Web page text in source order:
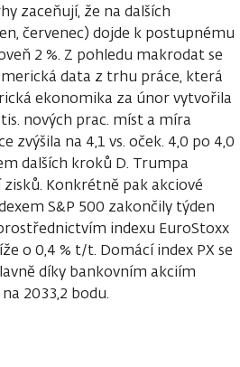
zaceňují, že na dalších
červenec) dojde k postupnému
2 %. Z pohledu makrodat se
data z trhu práce, která
ekonomika za únor vytvořila
nových prac. míst a míra
zvýšila na 4,1 vs. oček. 4,0 po 4,0
dalších kroků D. Trumpa
Konkrétně pak akciové
S&P 500 zakončily týden
indexu EuroStoxx
o 0,4 % t/t. Domácí index PX se
díky bankovním akciím
2033,2 bodu.